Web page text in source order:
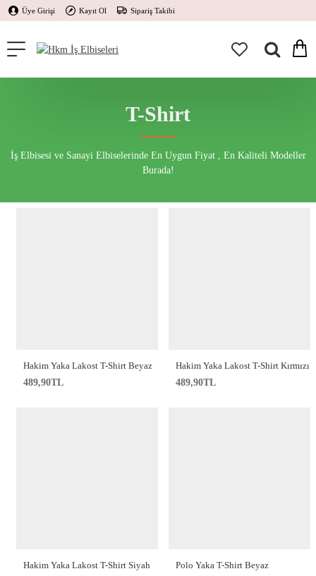
Üye Girişi Kayıt Ol Sipariş Takibi
T-Shirt
İş Elbisesi ve Sanayi Elbiselerinde En Uygun Fiyat , En Kaliteli Modeller
Burada!
Hakim Yaka Lakost T-Shirt Beyaz
489,90TL
Hakim Yaka Lakost T-Shirt Kırmızı
489,90TL
Hakim Yaka Lakost T-Shirt Siyah
Polo Yaka T-Shirt Beyaz